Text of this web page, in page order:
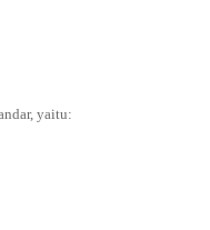
yaitu: